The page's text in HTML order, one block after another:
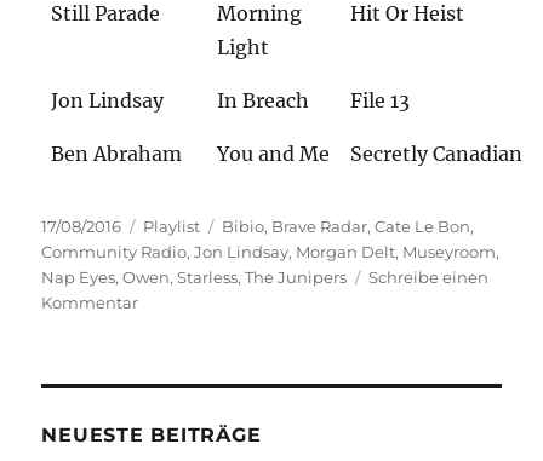
Still Parade
Morning
Light
Hit Or Heist
Jon Lindsay In Breach File 13
Ben Abraham You and Me Secretly Canadian
Veröffentlicht
am
17/08/2016 Kategorien
Playlist Schlagwörter
Bibio, Brave Radar,Cate Le Bon,
Community Radio,Jon Lindsay, Morgan Delt, Museyroom,
Nap Eyes,Owen,Starless,The Junipers
Schreibe einen
Kommentarzu
NEUESTE BEITRÄGE